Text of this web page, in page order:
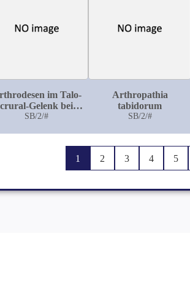
im Talo-
crural-Gelenk bei
paralytischen
SB/2/#
Arthropathia
tabidorum
SB/2/#
1 2 3 4 5